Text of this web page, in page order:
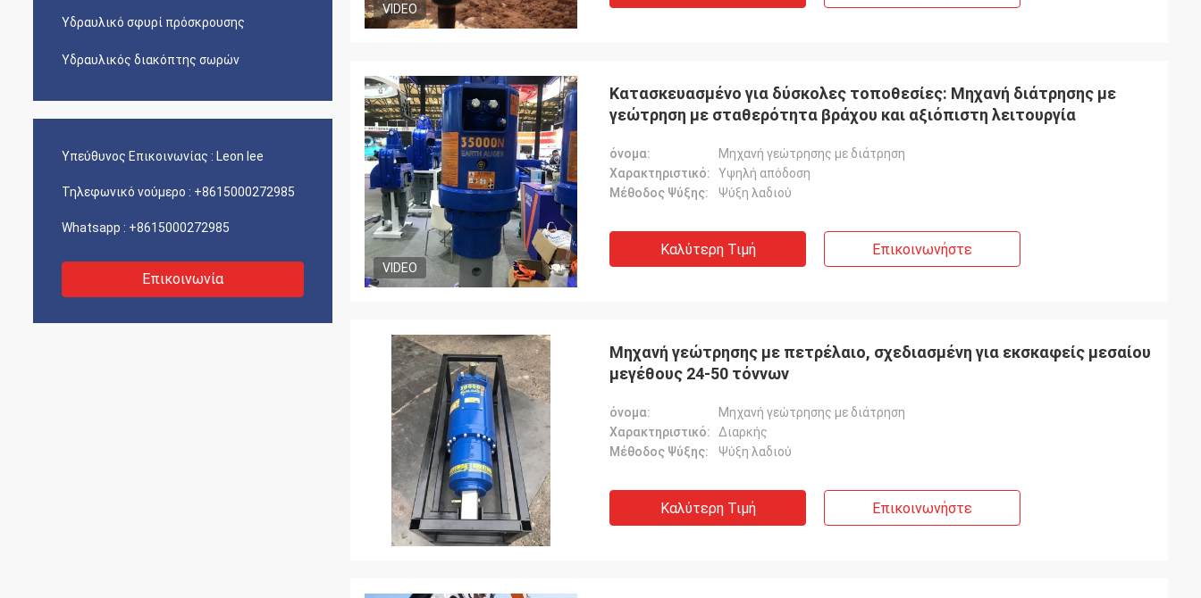
Υδραυλικό σφυρί πρόσκρουσης
Υδραυλικός διακόπτης σωρών
Υπεύθυνος Επικοινωνίας : Leon lee
Τηλεφωνικό νούμερο : +8615000272985
Whatsapp : +8615000272985
Επικοινωνία
VIDEO
VIDEO
Κατασκευασμένο για δύσκολες τοποθεσίες: Μηχανή διάτρησης με
γεώτρηση με σταθερότητα βράχου και αξιόπιστη λειτουργία
όνομα:
Μηχανή γεώτρησης με διάτρηση
Χαρακτηριστικό:
Υψηλή απόδοση
Μέθοδος Ψύξης:
Ψύξη λαδιού
Καλύτερη Τιμή Επικοινωνήστε
Μηχανή γεώτρησης με πετρέλαιο, σχεδιασμένη για εκσκαφείς μεσαίου
μεγέθους 24-50 τόννων
όνομα:
Μηχανή γεώτρησης με διάτρηση
Χαρακτηριστικό:
Διαρκής
Μέθοδος Ψύξης:
Ψύξη λαδιού
Καλύτερη Τιμή Επικοινωνήστε